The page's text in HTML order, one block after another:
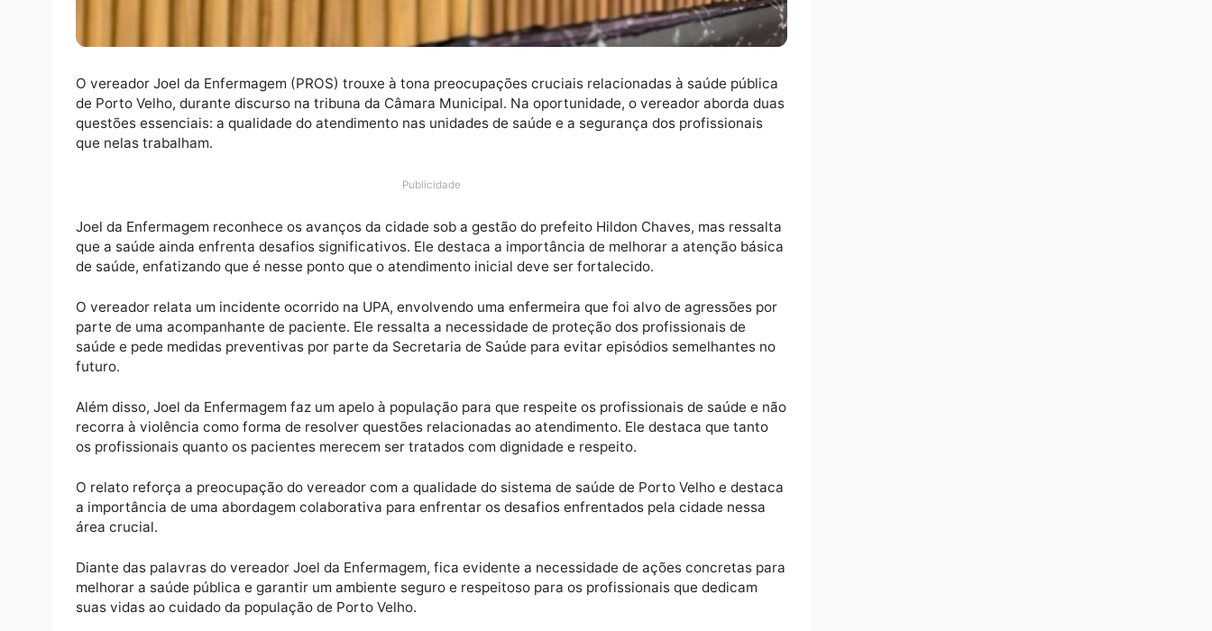
O vereador Joel da Enfermagem (PROS) trouxe à tona preocupações cruciais relacionadas à saúde pública
de Porto Velho, durante discurso na tribuna da Câmara Municipal. Na oportunidade, o vereador aborda duas
que nelas trabalham.
Joel da Enfermagem reconhece os avanços da cidade sob a gestão do prefeito Hildon Chaves, mas ressalta
que a saúde ainda enfrenta desafios significativos. Ele destaca a importância de melhorar a atenção básica
de saúde, enfatizando que é nesse ponto que o atendimento inicial deve ser fortalecido.
O vereador relata um incidente ocorrido na UPA, envolvendo uma enfermeira que foi alvo de agressões por
parte de uma acompanhante de paciente. Ele ressalta a necessidade de proteção dos profissionais de
futuro.
Além disso, Joel da Enfermagem faz um apelo à população para que respeite os profissionais de saúde e não